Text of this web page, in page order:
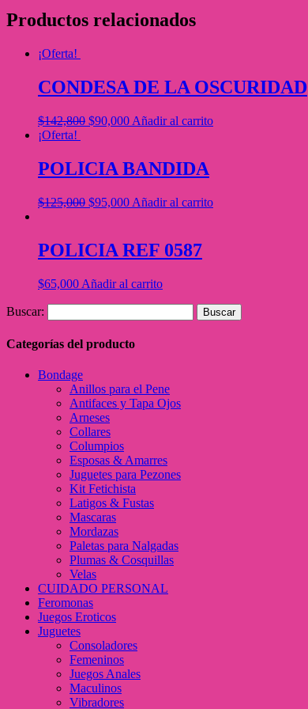
Productos relacionados
¡Oferta!
CONDESA DE LA OSCURIDAD
$142,800 $90,000 Añadir al carrito
¡Oferta!
POLICIA BANDIDA
$125,000 $95,000 Añadir al carrito
POLICIA REF 0587
$65,000 Añadir al carrito
Buscar:
Categorías del producto
Bondage
Anillos para el Pene
Antifaces y Tapa Ojos
Arneses
Collares
Columpios
Esposas & Amarres
Juguetes para Pezones
Kit Fetichista
Latigos & Fustas
Mascaras
Mordazas
Paletas para Nalgadas
Plumas & Cosquillas
Velas
CUIDADO PERSONAL
Feromonas
Juegos Eroticos
Juguetes
Consoladores
Femeninos
Juegos Anales
Maculinos
Vibradores